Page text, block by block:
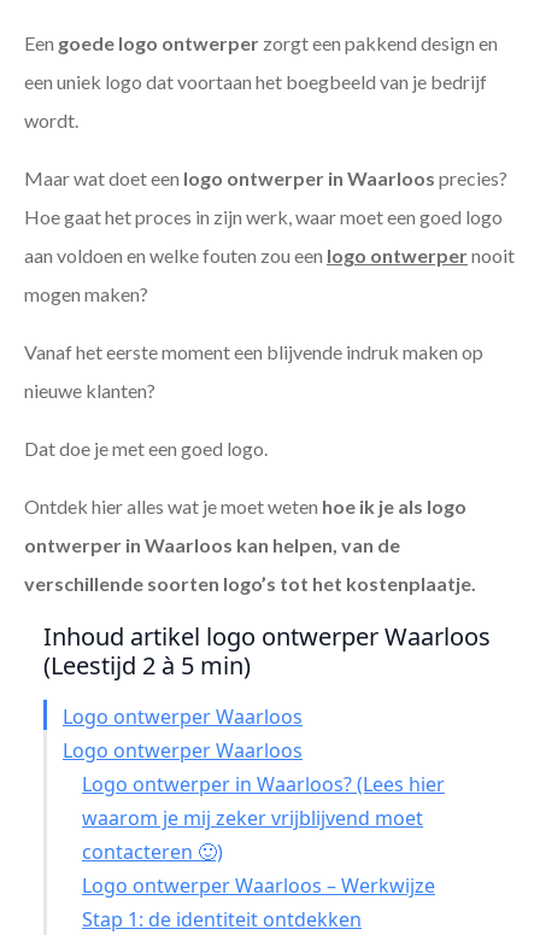
Een goede logo ontwerper zorgt een pakkend design en
een uniek logo dat voortaan het boegbeeld van je bedrijf
wordt.
Maar wat doet een logo ontwerper in Waarloos precies?
Hoe gaat het proces in zijn werk, waar moet een goed logo
aan voldoen en welke fouten zou een logo ontwerpernooit
mogen maken?
Vanaf het eerste moment een blijvende indruk maken op
nieuwe klanten?
Dat doe je met een goed logo.
Ontdek hier alles wat je moet weten hoe ik je als logo
ontwerper in Waarloos kan helpen, van de
verschillende soorten logo’s tot het kostenplaatje.
Inhoud artikel logo ontwerper Waarloos
(Leestijd 2 à 5 min)
Logo ontwerper Waarloos
Logo ontwerper Waarloos
Logo ontwerper in Waarloos? (Lees hier
waarom je mij zeker vrijblijvend moet
contacteren 🙂)
Logo ontwerper Waarloos – Werkwijze
Stap 1: de identiteit ontdekken